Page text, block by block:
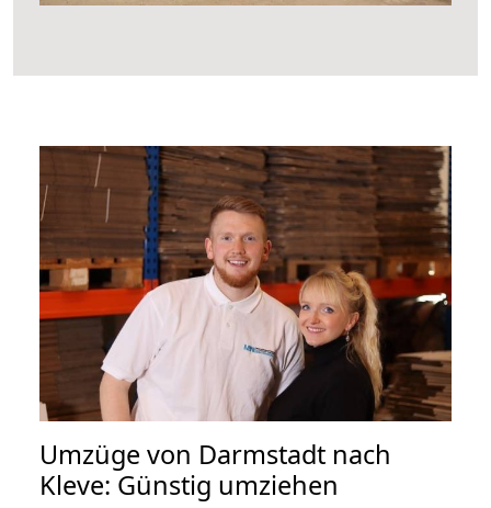
Umzüge von Darmstadt nach
Kleve: Günstig umziehen